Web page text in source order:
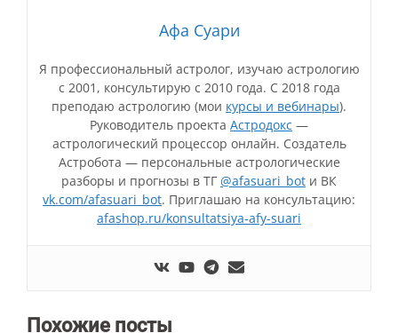
Афа Суари
Я профессиональный астролог, изучаю астрологию
с 2001, консультирую с 2010 года. С 2018 года
преподаю астрологию (мои курсы и вебинары).
Руководитель проекта Астродокс —
астрологический процессор онлайн. Создатель
Астробота — персональные астрологические
разборы и прогнозы в ТГ @afasuari_bot и ВК
vk.com/afasuari_bot. Приглашаю на консультацию:
afashop.ru/konsultatsiya-afy-suari
Похожие посты